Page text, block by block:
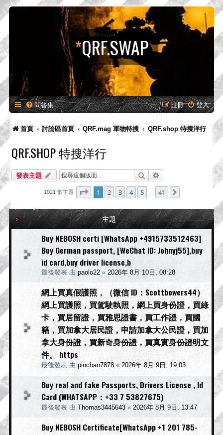
*QRF.SWAP
問答集 登入
註冊
首頁 討論區首頁 QRF.mag 軍物特搜 QRF.shop 特搜洋行
QRF.SHOP 特搜洋行
發表主題 搜尋
1021 個主題 第 1 頁 (共41 頁)
1 2 3 4 5 41
主題
Buy NEBOSH certi [WhatsApp +4915733512463]
Buy German passport, [WeChat ID: Johnyj55],buy
id card,buy driver license,b
最後發表 由 paolo22 « 2026年 8月 10日, 08:28
網上買真假護照，（微信 ID：Scottbowers44）
網上買護照，買駕駛執照，網上買身份證，買綠
卡，買居留證，買雅思證書，買工作證，買國
籍，買加拿大居民證，申請加拿大公民證，買加
拿大身份證，買新奇身份證，買真實身份證明文
件。 https
最後發表 由 pinchan7878 « 2026年 8月 9日, 19:03
Buy real and fake Passports, Drivers License , Id
Card (WHATSAPP：+33 7 53827675)
最後發表 由 Thomas3445643 « 2026年 8月 9日, 13:47
Buy NEBOSH Certificate[WhatsApp +1 201 785-